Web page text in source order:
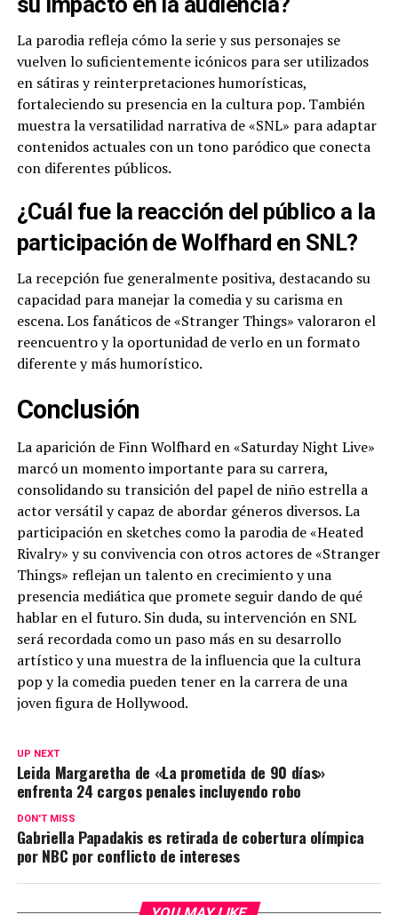
La parodia refleja cómo la serie y sus personajes se
vuelven lo suficientemente icónicos para ser utilizados
en sátiras y reinterpretaciones humorísticas,
fortaleciendo su presencia en la cultura pop. También
muestra la versatilidad narrativa de «SNL» para adaptar
contenidos actuales con un tono paródico que conecta
con diferentes públicos.
¿Cuál fue la reacción del público a la
participación de Wolfhard en SNL?
La recepción fue generalmente positiva, destacando su
capacidad para manejar la comedia y su carisma en
escena. Los fanáticos de «Stranger Things» valoraron el
reencuentro y la oportunidad de verlo en un formato
diferente y más humorístico.
Conclusión
La aparición de Finn Wolfhard en «Saturday Night Live»
marcó un momento importante para su carrera,
consolidando su transición del papel de niño estrella a
actor versátil y capaz de abordar géneros diversos. La
participación en sketches como la parodia de «Heated
Rivalry» y su convivencia con otros actores de «Stranger
Things» reflejan un talento en crecimiento y una
presencia mediática que promete seguir dando de qué
hablar en el futuro. Sin duda, su intervención en SNL
será recordada como un paso más en su desarrollo
artístico y una muestra de la influencia que la cultura
pop y la comedia pueden tener en la carrera de una
joven figura de Hollywood.
UP NEXT
Leida Margaretha de «La prometida de 90 días»
enfrenta 24 cargos penales incluyendo robo
DON'T MISS
Gabriella Papadakis es retirada de cobertura olímpica
por NBC por conflicto de intereses